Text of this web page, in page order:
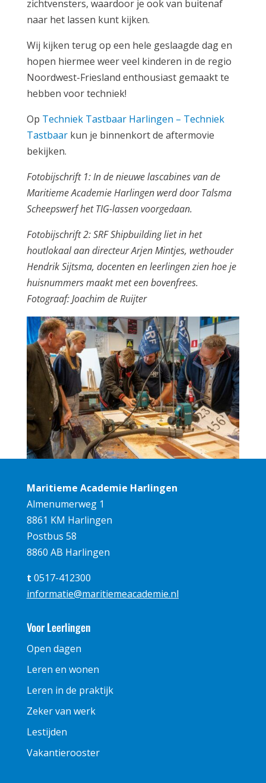
zichtvensters, waardoor je ook van buitenaf
naar het lassen kunt kijken.
Wij kijken terug op een hele geslaagde dag en
hopen hiermee weer veel kinderen in de regio
Noordwest-Friesland enthousiast gemaakt te
hebben voor techniek!
Op Techniek Tastbaar Harlingen – Techniek
Tastbaarkun je binnenkort de aftermovie
bekijken.
Fotobijschrift 1:In de nieuwe lascabines van de
Maritieme Academie Harlingen werd door Talsma
Scheepswerf het TIG-lassen voorgedaan.
Fotobijschrift 2:SRF Shipbuilding liet in het
houtlokaal aan directeur Arjen Mintjes, wethouder
Hendrik Sijtsma, docenten en leerlingen zien hoe je
huisnummers maakt met een bovenfrees.
Fotograaf: Joachim de Ruijter
Maritieme Academie Harlingen
Almenumerweg 1
8861 KM Harlingen
Postbus 58
8860 AB Harlingen
t 0517-412300
informatie@maritiemeacademie.nl
Voor Leerlingen
Open dagen
Leren en wonen
Leren in de praktijk
Zeker van werk
Lestijden
Vakantierooster